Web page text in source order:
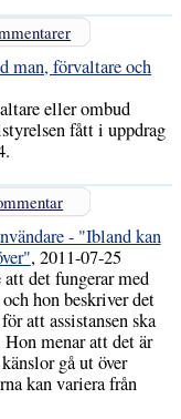
man, förvaltare och
eller ombud
fått i uppdrag
- "Ibland kan
, 2011-07-25
det fungerar med
hon beskriver det
att assistansen ska
menar att det är
gå ut över
kan variera från